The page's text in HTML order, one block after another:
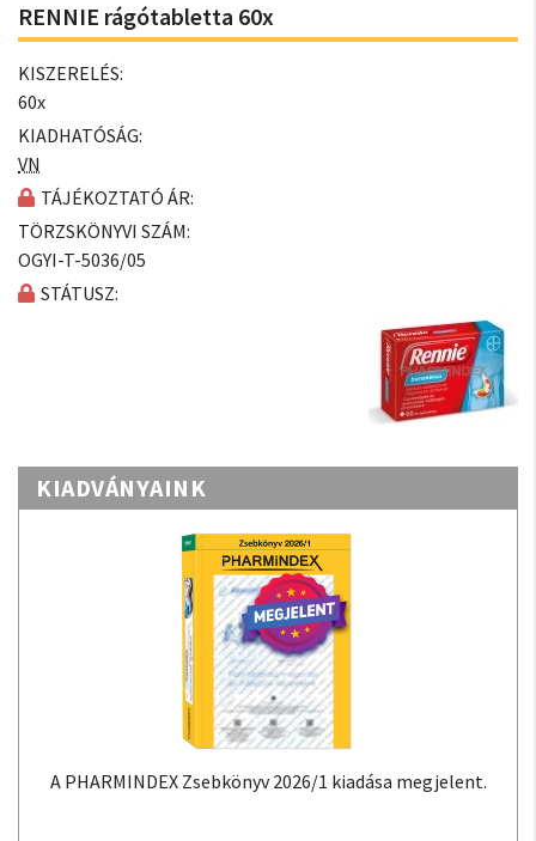
RENNIE rágótabletta 60x
KISZERELÉS:
60x
KIADHATÓSÁG:
VN
TÁJÉKOZTATÓ ÁR:
TÖRZSKÖNYVI SZÁM:
OGYI-T-5036/05
STÁTUSZ:
KIADVÁNYAINK
A PHARMINDEX Zsebkönyv 2026/1 kiadása megjelent.